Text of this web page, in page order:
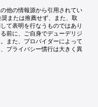
他の情報源から引用されてい
または推薦せず、また、取
て表明を行なうものではあり
前に、ご自身でデューデリジ
また、プロバイダーによって
プライバシー慣行は大きく異